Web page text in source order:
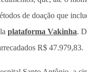
de doação que
plataforma Vakinha.
R$ 47.979,83.